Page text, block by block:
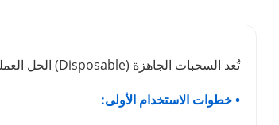
تُعد السحبات الجاهزة (Disposable) الحل العملي والأسهل لعشاق الفيب. لضمان استمتاعك بوضوح طعم نكهة الفيب لأطول فترة ممكنة والحفاظ على كفاءة الجهاز، ننصحك باتباع الدليل التالي:
• خطوات الاستخدام الأولى: